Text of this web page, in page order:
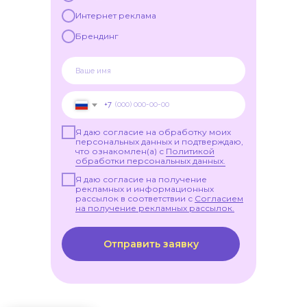
Интернет реклама
Брендинг
+7
Я даю согласие на обработку моих
персональных данных и подтверждаю,
что ознакомлен(а) с Политикой
обработки персональных данных.
Я даю согласие на получение
рекламных и информационных
рассылок в соответствии с Согласием
на получение рекламных рассылок.
Отправить заявку